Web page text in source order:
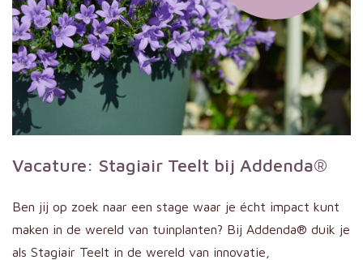
Vacature: Stagiair Teelt bij Addenda®
Ben jij op zoek naar een stage waar je écht impact kunt
maken in de wereld van tuinplanten? Bij Addenda® duik je
als Stagiair Teelt in de wereld van innovatie,